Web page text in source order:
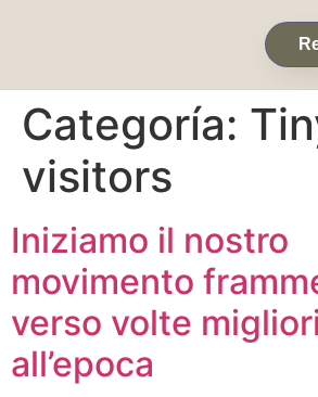
Categoría:
visitors
Iniziamo il nostro
movimento
verso volte
all’epoca